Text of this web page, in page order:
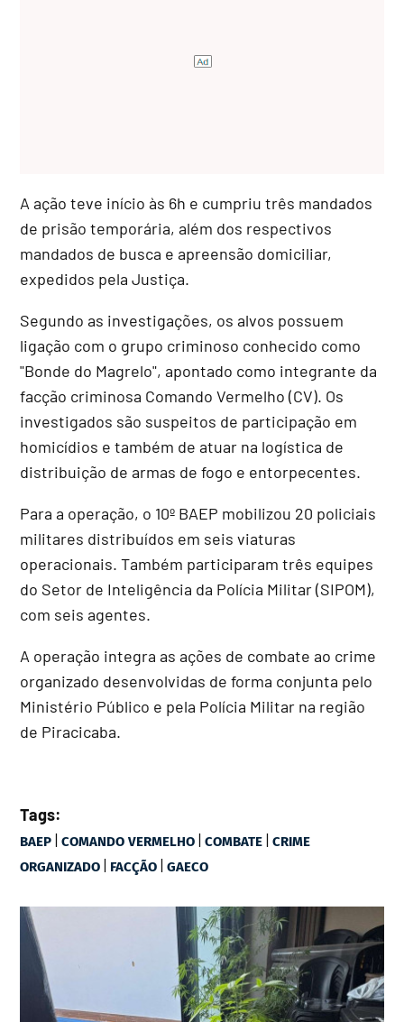
A ação teve início às 6h e cumpriu três mandados
de prisão temporária, além dos respectivos
mandados de busca e apreensão domiciliar,
expedidos pela Justiça.
Segundo as investigações, os alvos possuem
ligação com o grupo criminoso conhecido como
"Bonde do Magrelo", apontado como integrante da
facção criminosa Comando Vermelho (CV). Os
investigados são suspeitos de participação em
homicídios e também de atuar na logística de
distribuição de armas de fogo e entorpecentes.
Para a operação, o 10º BAEP mobilizou 20 policiais
militares distribuídos em seis viaturas
operacionais. Também participaram três equipes
do Setor de Inteligência da Polícia Militar (SIPOM),
com seis agentes.
A operação integra as ações de combate ao crime
organizado desenvolvidas de forma conjunta pelo
Ministério Público e pela Polícia Militar na região
de Piracicaba.
Tags:
BAEP |COMANDO VERMELHO |COMBATE |CRIME
ORGANIZADO | FACÇÃO |GAECO